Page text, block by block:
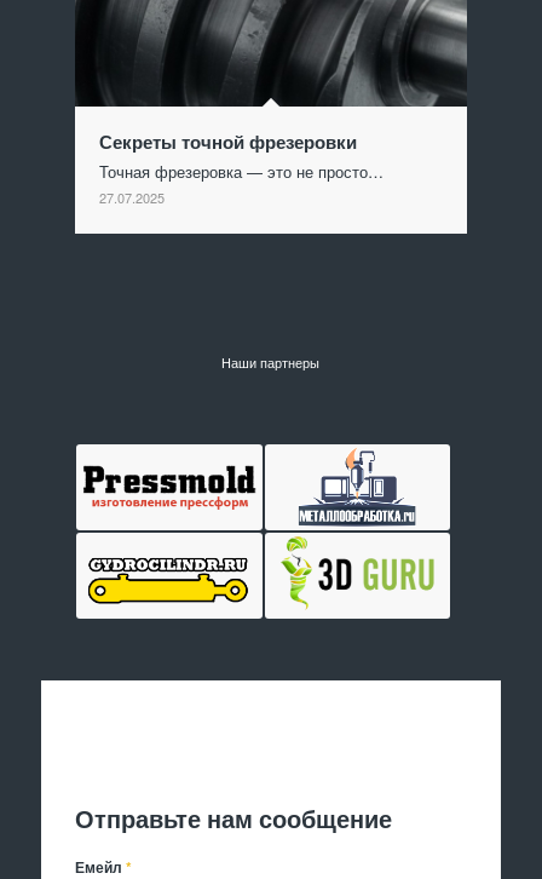
Секреты точной фрезеровки
Точная фрезеровка — это не просто…
27.07.2025
Наши партнеры
Отправьте нам сообщение
Емейл*